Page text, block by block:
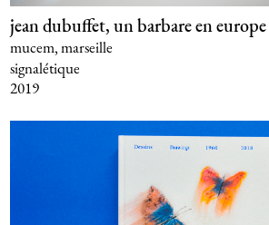
jean dubuffet, un barbare en europe
mucem, marseille
signalétique
2019